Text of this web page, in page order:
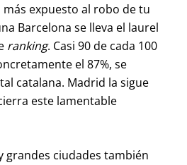
expuesto al robo de tu
Barcelona se lleva el laurel
ranking. Casi 90 de cada 100
el 87%, se
catalana. Madrid la sigue
este lamentable
grandes ciudades también